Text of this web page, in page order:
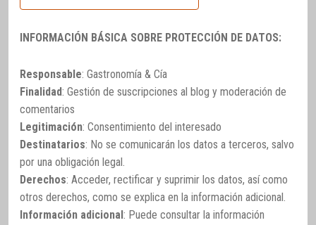
INFORMACIÓN BÁSICA SOBRE PROTECCIÓN DE DATOS:
Responsable: Gastronomía & Cía
Finalidad: Gestión de suscripciones al blog y moderación de
comentarios
Legitimación: Consentimiento del interesado
Destinatarios: No se comunicarán los datos a terceros, salvo
por una obligación legal.
Derechos: Acceder, rectificar y suprimir los datos, así como
otros derechos, como se explica en la información adicional.
Información adicional: Puede consultar la información